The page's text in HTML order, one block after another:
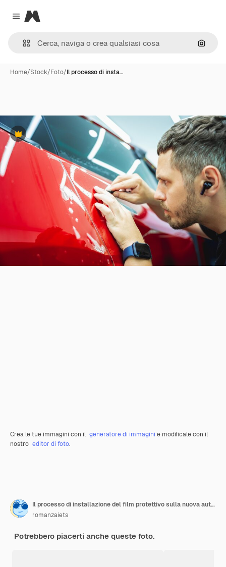
Close menu
Magnific
Cerca
Home/Stock/Foto/Il processo di insta…
Premium
Crea le tue immagini con il generatore di immagini e modificale con il
nostro editor di foto.
Il processo di installazione del film protettivo sulla nuova auto rossa
romanzaiets
Potrebbero piacerti anche queste foto.